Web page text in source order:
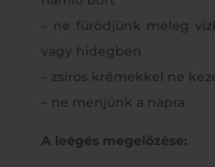
– ne fürödjünk meleg
vagy hidegben
– zsíros krémekkel ne
– ne menjünk a napra
A leégés megelőzése: